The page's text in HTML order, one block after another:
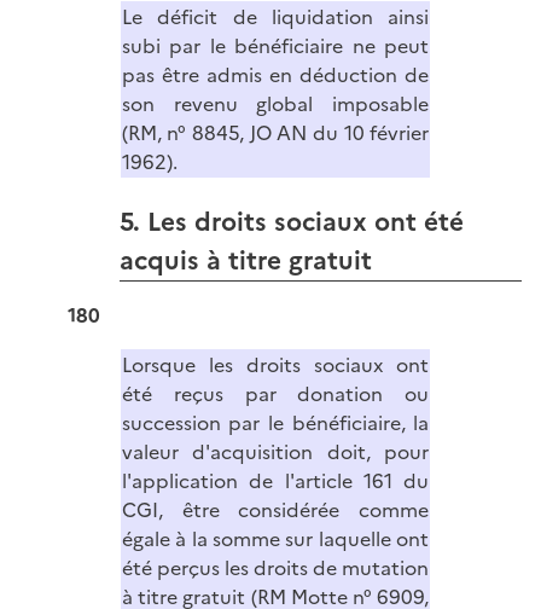
Le déficit de liquidation ainsi
subi par le bénéficiaire ne peut
pas être admis en déduction de
son revenu global imposable
(RM, n° 8845, JO AN du 10 février
1962).
5. Les droits sociaux ont été
acquis à titre gratuit
180
Lorsque les droits sociaux ont
été reçus par donation ou
succession par le bénéficiaire, la
valeur d'acquisition doit, pour
l'application de l'article 161 du
CGI, être considérée comme
égale à la somme sur laquelle ont
été perçus les droits de mutation
à titre gratuit (RM Motte n° 6909,